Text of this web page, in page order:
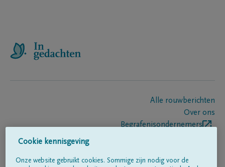
Alle rouwberichten
Over ons
Begrafenisondernemers
Cookie kennisgeving
Onze website gebruikt cookies. Sommige zijn nodig voor de